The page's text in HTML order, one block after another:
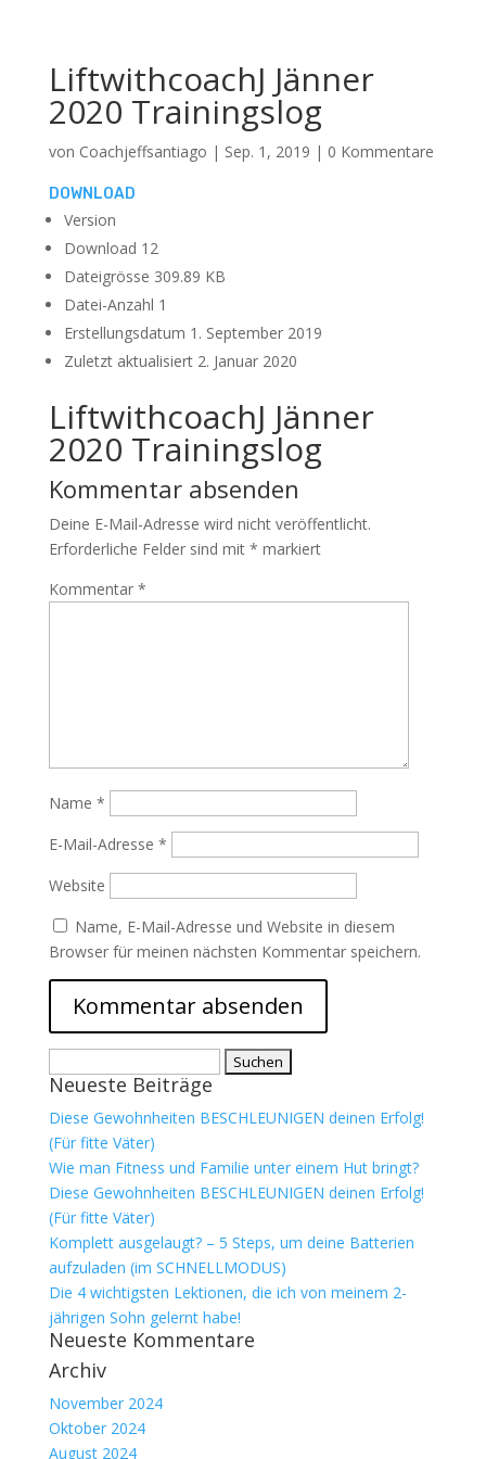
LiftwithcoachJ Jänner
2020 Trainingslog
von Coachjeffsantiago | Sep. 1, 2019 | 0 Kommentare
DOWNLOAD
Version
Download 12
Dateigrösse 309.89 KB
Datei-Anzahl 1
Erstellungsdatum 1. September 2019
Zuletzt aktualisiert 2. Januar 2020
LiftwithcoachJ Jänner
2020 Trainingslog
Kommentar absenden
Deine E-Mail-Adresse wird nicht veröffentlicht.
Erforderliche Felder sind mit * markiert
Kommentar *
Name *
E-Mail-Adresse *
Website
Name, E-Mail-Adresse und Website in diesem
Browser für meinen nächsten Kommentar speichern.
nach:
Neueste Beiträge
Diese Gewohnheiten BESCHLEUNIGEN deinen Erfolg!
(Für fitte Väter)
Wie man Fitness und Familie unter einem Hut bringt?
Diese Gewohnheiten BESCHLEUNIGEN deinen Erfolg!
(Für fitte Väter)
Komplett ausgelaugt? – 5 Steps, um deine Batterien
aufzuladen (im SCHNELLMODUS)
Die 4 wichtigsten Lektionen, die ich von meinem 2-
jährigen Sohn gelernt habe!
Neueste Kommentare
Archiv
November 2024
Oktober 2024
August 2024